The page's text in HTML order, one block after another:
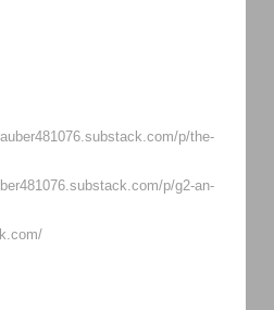
p/the-
p/g2-an-